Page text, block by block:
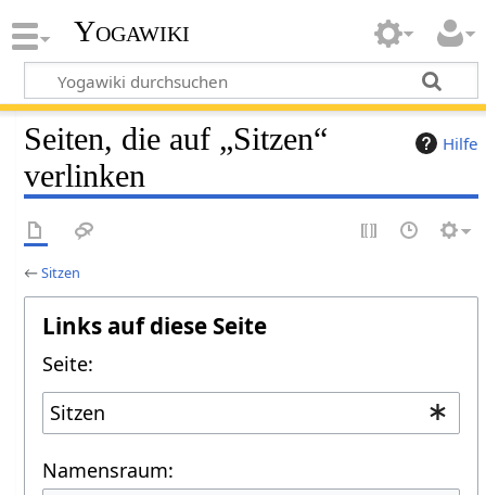
Yogawiki
Hilfe
Seiten, die auf „Sitzen“
verlinken
←Sitzen
Links auf diese Seite
Seite:
Namensraum: